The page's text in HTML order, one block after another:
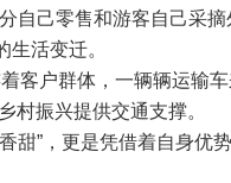
己零售和游客自己采
活变迁。
客户群体，一辆辆运输
村振兴提供交通支撑。
”，更是凭借着自身优